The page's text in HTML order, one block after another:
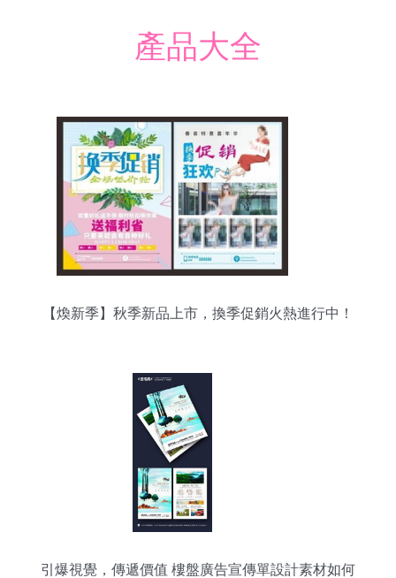
產品大全
【煥新季】秋季新品上市，換季促銷火熱進行中！
引爆視覺，傳遞價值 樓盤廣告宣傳單設計素材如何